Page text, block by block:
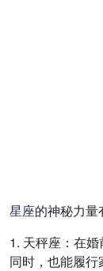
星座的神秘力
1. 天秤座：在
同时，也能履行